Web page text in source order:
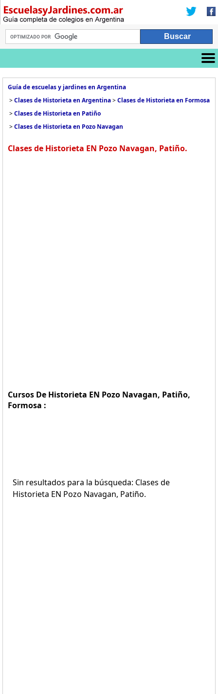
Guía de escuelas y jardines en Argentina
>Clases de Historieta en Argentina>Clases de Historieta en Formosa
>Clases de Historieta en Patiño
>Clases de Historieta en Pozo Navagan
Clases de Historieta EN Pozo Navagan, Patiño.
Cursos De Historieta EN Pozo Navagan, Patiño,
Formosa :
Sin resultados para la búsqueda: Clases de
Historieta EN Pozo Navagan, Patiño.